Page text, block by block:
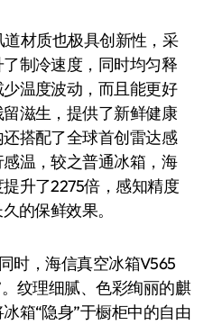
材质也极具创新性，采
制冷速度，同时均匀释
温度波动，而且能更好
滋生，提供了新鲜健康
搭配了全球首创雷达感
温，较之普通冰箱，海
升了2275倍，感知精度
的保鲜效果。
时，海信真空冰箱V565
纹理细腻、色彩绚丽的麒
箱“隐身”于橱柜中的自由